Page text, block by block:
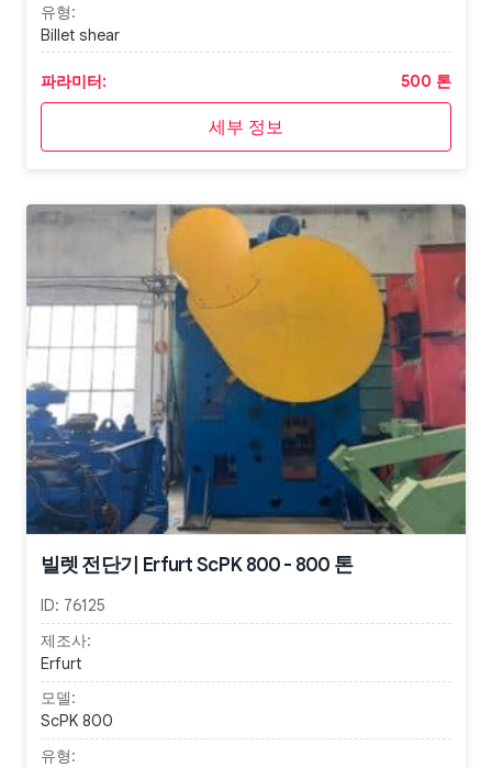
유형:
Billet shear
파라미터: 500 톤
세부 정보
빌렛 전단기 Erfurt ScPK 800 - 800 톤
ID: 76125
제조사:
Erfurt
모델:
ScPK 800
유형: